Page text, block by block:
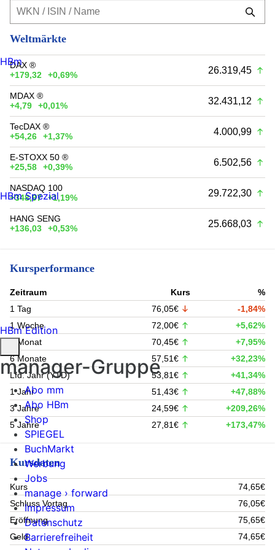
Weltmärkte
DAX ®
+179,32
+0,69% 26.319,45
MDAX ®
+4,79
+0,01% 32.431,12
TecDAX ®
+54,26
+1,37% 4.000,99
E-STOXX 50 ®
+25,58
+0,39% 6.502,56
NASDAQ 100
+348,97
+1,19% 29.722,30
HANG SENG
+136,03
+0,53% 25.668,03
Kursperformance
Zeitraum Kurs
%
1 Tag
76,05€
-1,84%
1 Woche
72,00€
+5,62%
1 Monat
70,45€
+7,95%
6 Monate
57,51€
+32,23%
Lfd. Jahr (YTD)
53,81€
+41,34%
1 Jahr
51,43€
+47,88%
3 Jahre
24,59€
+209,26%
5 Jahre
27,81€ +173,47%
Kursdaten
Kurs
74,65€
Schluss Vortag
76,05€
Eröffnung
75,65€
Geld
74,65€
HBm
HBm Spezial
HBm Edition
manager-Gruppe
Abo mm
Abo HBm
Shop
SPIEGEL
BuchMarkt
Werbung
Jobs
manage › forward
Impressum
Datenschutz
Barrierefreiheit